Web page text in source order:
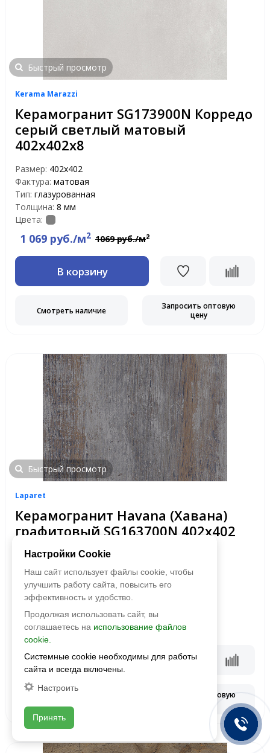
требованию производителей,
на сайте указаны, в основном,
поставками на строительные
объекты. Размер скидки
Оставьте заявку и получите
индивидуальное
Быстрый просмотр
Kerama Marazzi
Керамогранит SG173900N Корредо
серый светлый матовый
402х402х8
Размер: 402х402
Фактура: матовая
Тип: глазурованная
Толщина: 8 мм
Цвета:
1 069 руб./м2 1069 руб./м2
В корзину
Смотреть наличие
Запросить оптовую
цену
Быстрый просмотр
Laparet
Керамогранит Havana (Хавана)
графитовый SG163700N 402x402
матовый
Размер:402x402
Фактура:матовая
Тип:глазурованная
Цвета:
1 590 руб./м2
В корзину
Запросить оптовую
Настройки Cookie
Наш сайт использует файлы cookie, чтобы
улучшить работу сайта, повысить его
эффективность и удобство.
Продолжая использовать сайт, вы
соглашаетесь на использование файлов
cookie.
Системные cookie необходимы для работы
сайта и всегда включены.
Настроить
Принять